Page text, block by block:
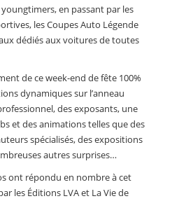
en passant par les
les Coupes Auto Légende
dédiés aux voitures de toutes
de ce week-end de fête 100%
dynamiques sur l’anneau
des exposants, une
et des animations telles que des
spécialisés, des expositions
autres surprises…
ont répondu en nombre à cet
les Éditions LVA et La Vie de